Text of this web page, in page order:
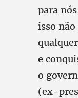
para
isso
e
o
(ex-